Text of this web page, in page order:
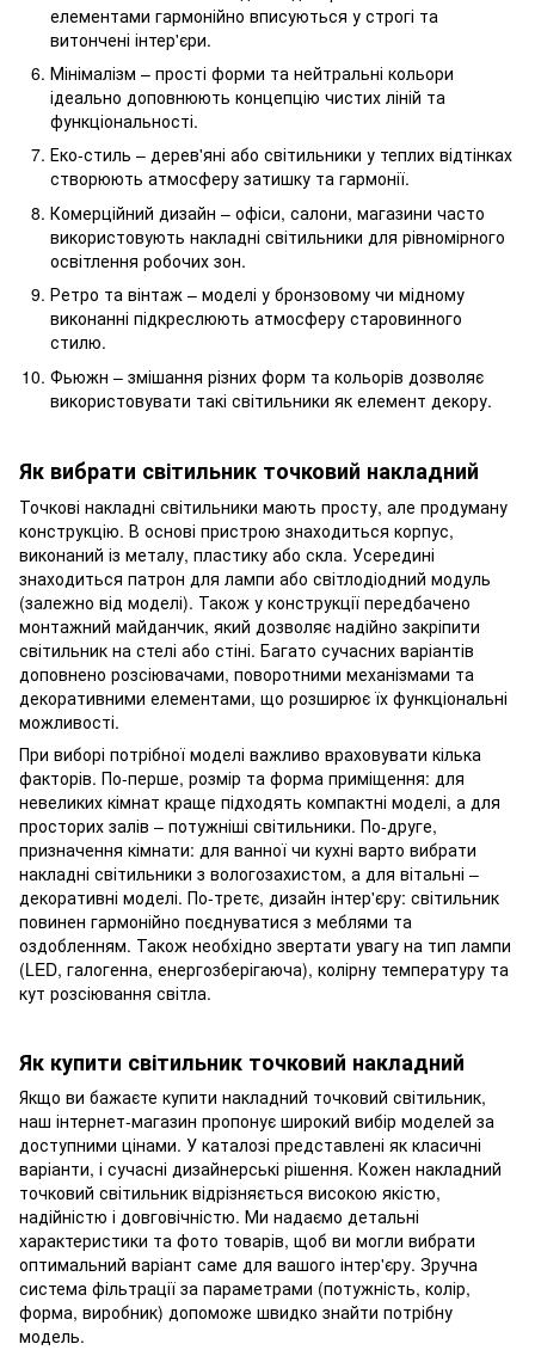
елементами гармонійно вписуються у строгі та
витончені інтер'єри.
Мінімалізм – прості форми та нейтральні кольори
ідеально доповнюють концепцію чистих ліній та
функціональності.
Еко-стиль – дерев'яні або світильники у теплих відтінках
створюють атмосферу затишку та гармонії.
Комерційний дизайн – офіси, салони, магазини часто
використовують накладні світильники для рівномірного
освітлення робочих зон.
Ретро та вінтаж – моделі у бронзовому чи мідному
виконанні підкреслюють атмосферу старовинного
стилю.
Фьюжн – змішання різних форм та кольорів дозволяє
використовувати такі світильники як елемент декору.
Як вибрати світильник точковий накладний
Точкові накладні світильники мають просту, але продуману
конструкцію. В основі пристрою знаходиться корпус,
виконаний із металу, пластику або скла. Усередині
знаходиться патрон для лампи або світлодіодний модуль
(залежно від моделі). Також у конструкції передбачено
монтажний майданчик, який дозволяє надійно закріпити
світильник на стелі або стіні. Багато сучасних варіантів
доповнено розсіювачами, поворотними механізмами та
декоративними елементами, що розширює їх функціональні
можливості.
При виборі потрібної моделі важливо враховувати кілька
факторів. По-перше, розмір та форма приміщення: для
невеликих кімнат краще підходять компактні моделі, а для
просторих залів – потужніші світильники. По-друге,
призначення кімнати: для ванної чи кухні варто вибрати
накладні світильники з вологозахистом, а для вітальні –
декоративні моделі. По-третє, дизайн інтер'єру: світильник
повинен гармонійно поєднуватися з меблями та
оздобленням. Також необхідно звертати увагу на тип лампи
(LED, галогенна, енергозберігаюча), колірну температуру та
кут розсіювання світла.
Як купити світильник точковий накладний
Якщо ви бажаєте купити накладний точковий світильник,
наш інтернет-магазин пропонує широкий вибір моделей за
доступними цінами. У каталозі представлені як класичні
варіанти, і сучасні дизайнерські рішення. Кожен накладний
точковий світильник відрізняється високою якістю,
надійністю і довговічністю. Ми надаємо детальні
характеристики та фото товарів, щоб ви могли вибрати
оптимальний варіант саме для вашого інтер'єру. Зручна
система фільтрації за параметрами (потужність, колір,
форма, виробник) допоможе швидко знайти потрібну
модель.